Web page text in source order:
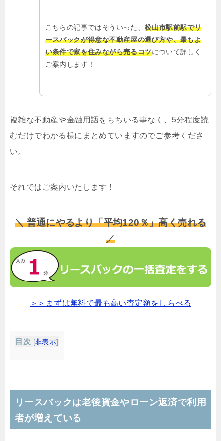
こちらの記事ではそういった、松山市駅前駅でリ
ースバックが得意な不動産屋の選び方や、最もよ
い条件で家を住みながら売るコツについて詳しく
ご案内します！
複雑な不動産や金融用語をもちいる事なく、5分程度読
むだけでわかる様にまとめていますのでご参考くださ
い。
それではご案内いたします！
＼ 普通にやるより「平均120％」高く売れる
／
＞＞まずは無料で最も高い査定額をしらべる
目次 [非表示]
リースバックは老後資金やローン返済で利用
者が増えている